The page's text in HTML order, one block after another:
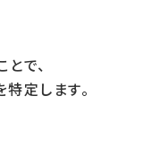
で、
定します。